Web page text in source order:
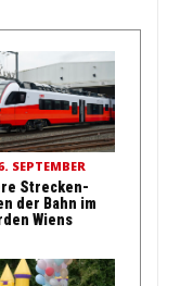
SEPTEMBER
Strecken-
der Bahn im
Wiens